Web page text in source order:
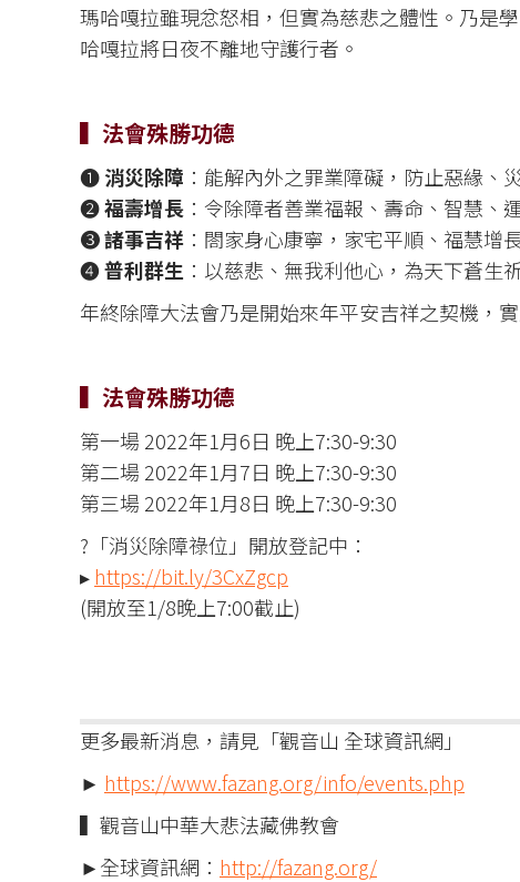
瑪哈嘎拉雖現忿怒相，但實為慈悲之體性。乃是
哈嘎拉將日夜不離地守護行者。
▍法會殊勝功德
❶消災除障 ：能解內外之罪業障礙，防止惡緣、
❷福壽增長 ：令除障者善業福報、壽命、智慧、
❸諸事吉祥 ：閤家身心康寧，家宅平順、福慧增
❹普利群生 ：以慈悲、無我利他心，為天下蒼生
年終除障大法會乃是開始來年平安吉祥之契機，
▍法會殊勝功德
第一場 2022年1月6日 晚上7:30-9:30
第二場 2022年1月7日 晚上7:30-9:30
第三場 2022年1月8日 晚上7:30-9:30
?「消災除障祿位」開放登記中：
▸https://bit.ly/3CxZgcp
(開放至1/8晚上7:00截止)
更多最新消息，請見「觀音山 全球資訊網」
► https://www.fazang.org/info/events.php
▍觀音山中華大悲法藏佛教會
►全球資訊網： http://fazang.org/